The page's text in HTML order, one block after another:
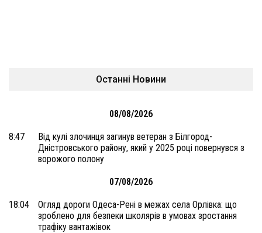
Останні Новини
08/08/2026
8:47
Від кулі злочинця загинув ветеран з Білгород-
Дністровського району, який у 2025 році повернувся з
ворожого полону
07/08/2026
18:04
Огляд дороги Одеса-Рені в межах села Орлівка: що
зроблено для безпеки школярів в умовах зростання
трафіку вантажівок